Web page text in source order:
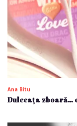
Ana Bitu
Dulceața zboară…